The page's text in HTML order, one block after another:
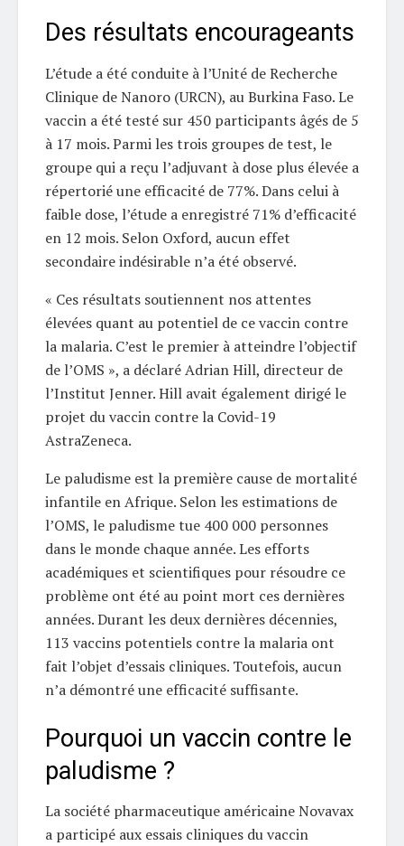
Des résultats encourageants
L’étude a été conduite à l’Unité de Recherche
Clinique de Nanoro (URCN), au Burkina Faso. Le
vaccin a été testé sur 450 participants âgés de 5
à 17 mois. Parmi les trois groupes de test, le
groupe qui a reçu l’adjuvant à dose plus élevée a
répertorié une efficacité de 77%. Dans celui à
faible dose, l’étude a enregistré 71% d’efficacité
en 12 mois. Selon Oxford, aucun effet
secondaire indésirable n’a été observé.
« Ces résultats soutiennent nos attentes
élevées quant au potentiel de ce vaccin contre
la malaria. C’est le premier à atteindre l’objectif
de l’OMS », a déclaré Adrian Hill, directeur de
l’Institut Jenner. Hill avait également dirigé le
projet du vaccin contre la Covid-19
AstraZeneca.
Le paludisme est la première cause de mortalité
infantile en Afrique. Selon les estimations de
l’OMS, le paludisme tue 400 000 personnes
dans le monde chaque année. Les efforts
académiques et scientifiques pour résoudre ce
problème ont été au point mort ces dernières
années. Durant les deux dernières décennies,
113 vaccins potentiels contre la malaria ont
fait l’objet d’essais cliniques. Toutefois, aucun
n’a démontré une efficacité suffisante.
Pourquoi un vaccin contre le
paludisme ?
La société pharmaceutique américaine Novavax
a participé aux essais cliniques du vaccin